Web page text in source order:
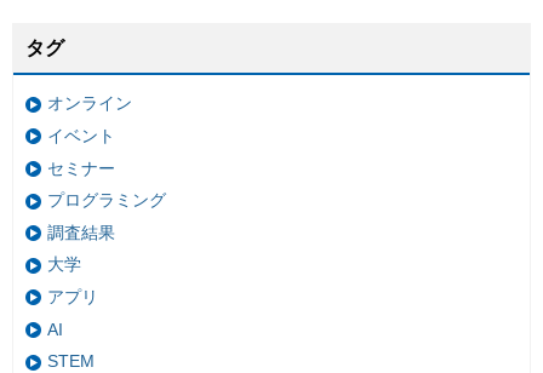
タグ
オンライン
イベント
セミナー
プログラミング
調査結果
大学
アプリ
AI
STEM